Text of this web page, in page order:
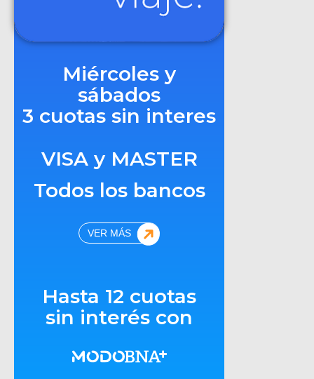
Miércoles y
sábados
3 cuotas sin interes
VISA y MASTER
Todos los bancos
VER MÁS
Hasta 12 cuotas
sin interés con